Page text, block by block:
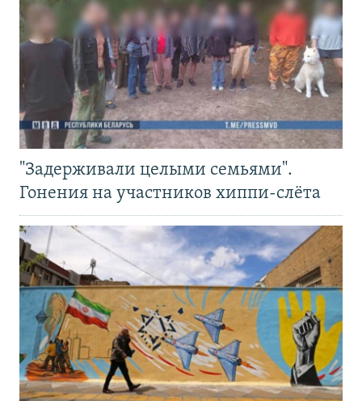
"Задерживали целыми семьями".
Гонения на участников хиппи-слёта